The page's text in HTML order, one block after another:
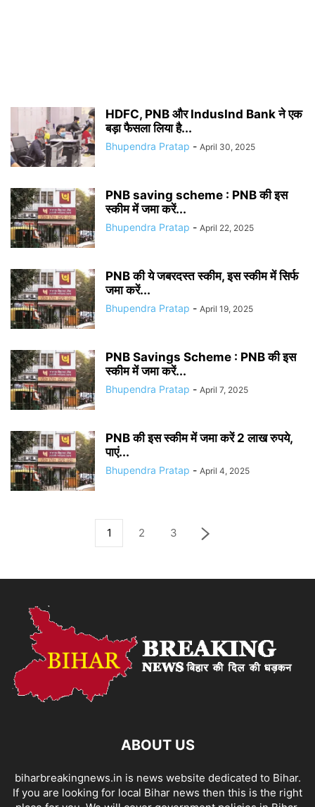
HDFC, PNB और IndusInd Bank ने एक
बड़ा फैसला लिया है...
Bhupendra Pratap - April 30, 2025
PNB saving scheme : PNB की इस
स्कीम में जमा करें...
Bhupendra Pratap - April 22, 2025
PNB की ये जबरदस्त स्कीम, इस स्कीम में सिर्फ
जमा करें...
Bhupendra Pratap - April 19, 2025
PNB Savings Scheme : PNB की इस
स्कीम में जमा करें...
Bhupendra Pratap - April 7, 2025
PNB की इस स्कीम में जमा करें 2 लाख रुपये,
पाएं...
Bhupendra Pratap - April 4, 2025
1 2 3
ABOUT US
biharbreakingnews.in is news website dedicated to Bihar.
If you are looking for local Bihar news then this is the right